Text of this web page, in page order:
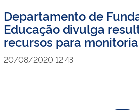
Departamento de
Educação divulga
recursos para
20/08/2020 12:43